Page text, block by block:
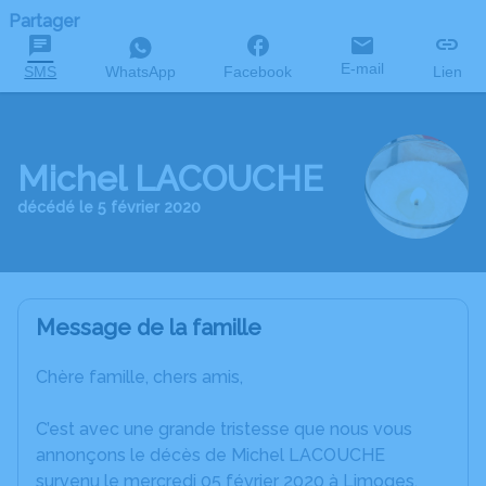
Partager
SMS WhatsApp Facebook E-mail Lien
Michel LACOUCHE
décédé le 5 février 2020
Message de la famille
Chère famille, chers amis,
C’est avec une grande tristesse que nous vous
annonçons le décès de Michel LACOUCHE
survenu le mercredi 05 février 2020 à Limoges.